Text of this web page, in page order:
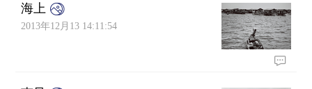
海上
2013年12月13 14:11:54